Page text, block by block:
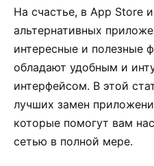
На счастье, в App Store
альтернативных
интересные и полезные
обладают удобным и
интерфейсом. В этой
лучших замен
которые помогут вам
сетью в полной мере.